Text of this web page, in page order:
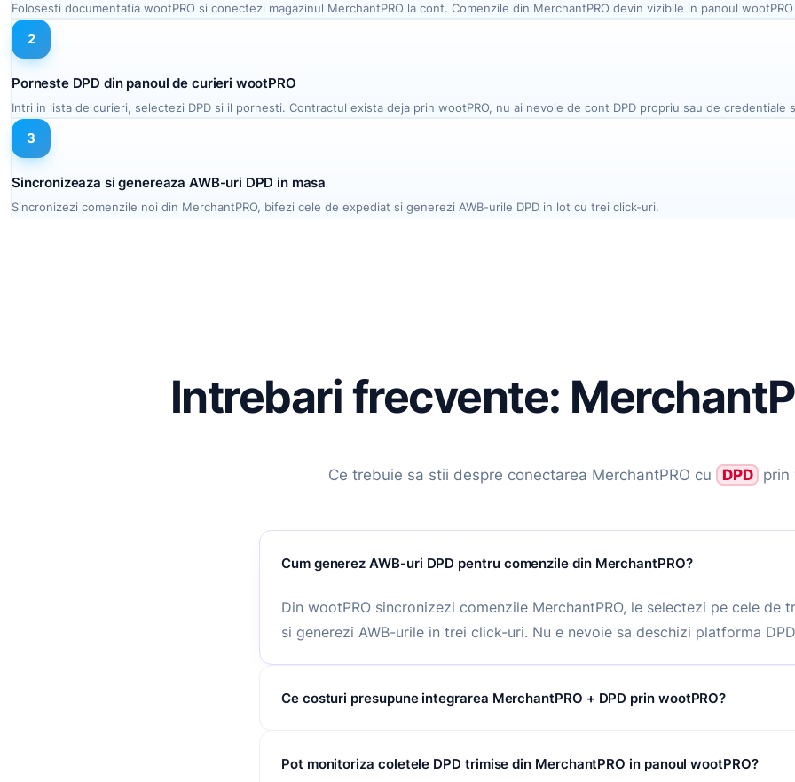
Folosesti documentatia wootPRO si conectezi magazinul MerchantPRO la cont. Comenzile din MerchantPRO devin vizibile in panoul
2
Porneste DPD din panoul de curieri wootPRO
Intri in lista de curieri, selectezi DPD si il pornesti. Contractul exista deja prin wootPRO, nu ai nevoie de cont DPD propriu sau de credentiale
3
Sincronizeaza si genereaza AWB-uri DPD in masa
Sincronizezi comenzile noi din MerchantPRO, bifezi cele de expediat si generezi AWB-urile DPD in lot cu trei click-uri.
Intrebari frecvente:
Ce trebuie sa stii despre conectarea MerchantPRO cu DPD prin
Cum generez AWB-uri DPD pentru comenzile din MerchantPRO?
Din wootPRO sincronizezi comenzile MerchantPRO, le selectezi pe cele de
si generezi AWB-urile in trei click-uri. Nu e nevoie sa deschizi platforma
Ce costuri presupune integrarea MerchantPRO + DPD prin wootPRO?
MerchantPRO si DPD prin wootPRO e gratuita, platesti doar expedierile
Pot monitoriza coletele DPD trimise din MerchantPRO in panoul wootPRO?